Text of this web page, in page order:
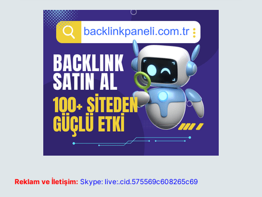
Reklam ve İletişim: Skype: live:.cid.575569c608265c69